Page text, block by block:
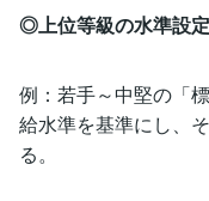
◎上位等級の水準設定
例：若手～中堅の「
給水準を基準にし、
る。